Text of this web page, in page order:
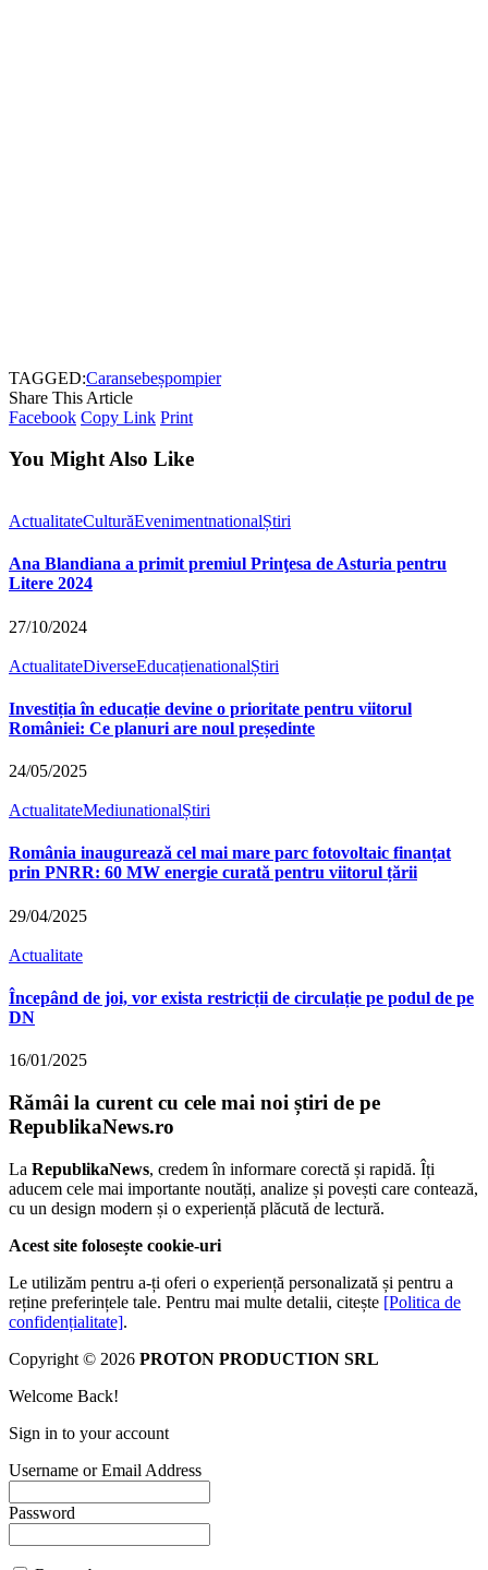
TAGGED:Caransebeșpompier
Share This Article
Facebook Copy Link Print
You Might Also Like
ActualitateCulturăEvenimentnationalȘtiri
Ana Blandiana a primit premiul Prinţesa de Asturia pentru
Litere 2024
27/10/2024
ActualitateDiverseEducațienationalȘtiri
Investiția în educație devine o prioritate pentru viitorul
României: Ce planuri are noul președinte
24/05/2025
ActualitateMediunationalȘtiri
România inaugurează cel mai mare parc fotovoltaic finanțat
prin PNRR: 60 MW energie curată pentru viitorul țării
29/04/2025
Actualitate
Începând de joi, vor exista restricții de circulație pe podul de pe
DN
16/01/2025
Rămâi la curent cu cele mai noi știri de pe
RepublikaNews.ro
La RepublikaNews, credem în informare corectă și rapidă. Îți
aducem cele mai importante noutăți, analize și povești care contează,
cu un design modern și o experiență plăcută de lectură.
Acest site folosește cookie-uri
Le utilizăm pentru a-ți oferi o experiență personalizată și pentru a
reține preferințele tale. Pentru mai multe detalii, citește [Politica de
confidențialitate].
Copyright © 2026 PROTON PRODUCTION SRL
Welcome Back!
Sign in to your account
Username or Email Address
Password